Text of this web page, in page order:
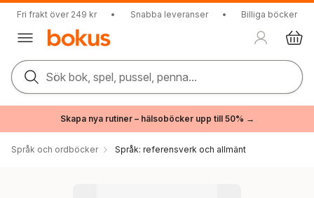
Fri frakt över 249 kr • Snabba leveranser • Billiga böcker
Sök bok, spel, pussel, penna...
Skapa nya rutiner – hälsoböcker upp till 50% →
Språk och ordböcker Språk: referensverk och allmänt